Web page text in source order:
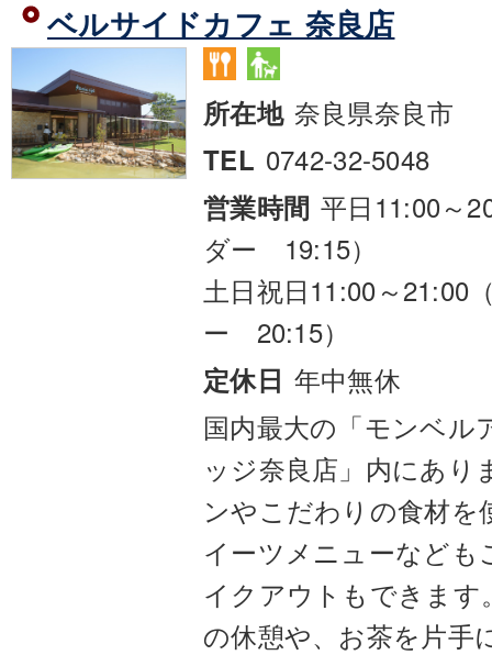
ベルサイドカフェ 奈良店
所在地 奈良県奈良市
TEL 0742-32-5048
営業時間 平日11:00～
ダー 19:15）
土日祝日11:00～21:00
ー 20:15）
定休日 年中無休
国内最大の「モンベル
ッジ奈良店」内にあり
ンやこだわりの食材を
イーツメニューなども
イクアウトもできます
の休憩や、お茶を片手